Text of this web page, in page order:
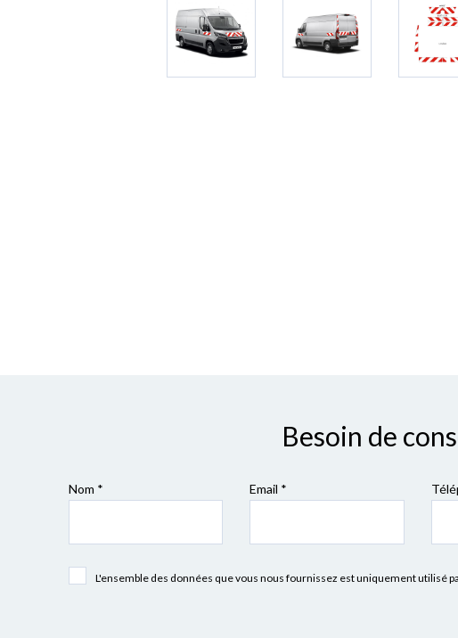
Besoin de
Nom * Email *
L'ensemble des données que vous nous fournissez est uniquement utilisé